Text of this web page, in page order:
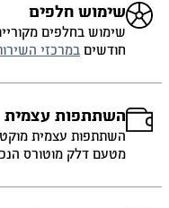
שימוש חלפים
חודשיםבמרכזי השירות
השתתפות עצמית
השתתפות עצמית מוקטנת
מטעם דלק מוטורס